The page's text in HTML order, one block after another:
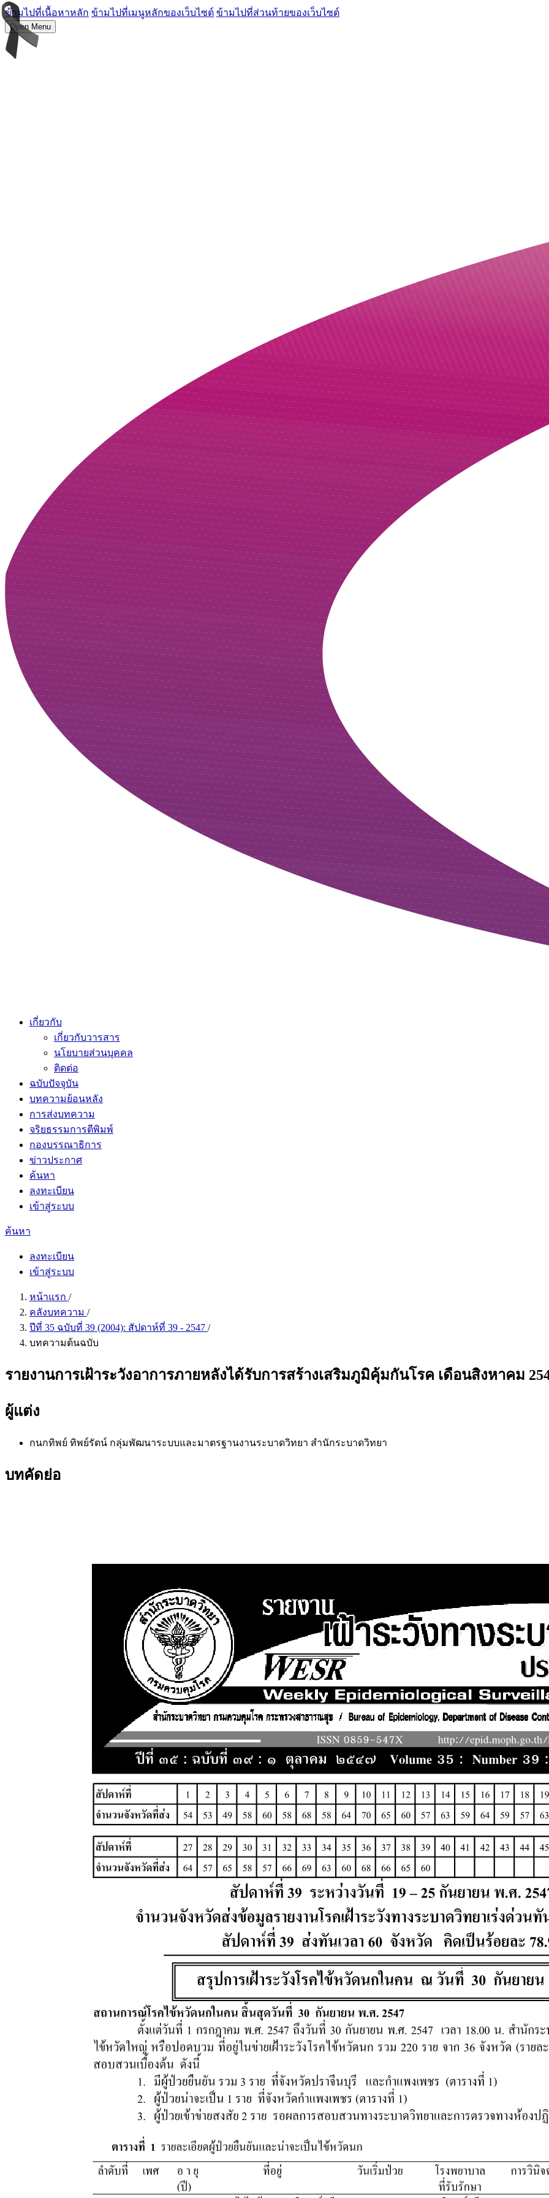
ข้ามไปที่เนื้อหาหลัก ข้ามไปที่เมนูหลักของเว็บไซต์ ข้ามไปที่ส่วนท้ายของเว็บไซต์
Open Menu
เกี่ยวกับ
เกี่ยวกับวารสาร
นโยบายส่วนบุคคล
ติดต่อ
ฉบับปัจจุบัน
บทความย้อนหลัง
การส่งบทความ
จริยธรรมการตีพิมพ์
กองบรรณาธิการ
ข่าวประกาศ
ค้นหา
ลงทะเบียน
เข้าสู่ระบบ
ค้นหา
ลงทะเบียน
เข้าสู่ระบบ
หน้าแรก /
คลังบทความ /
ปีที่ 35 ฉบับที่ 39 (2004): สัปดาห์ที่ 39 - 2547 /
บทความต้นฉบับ
รายงานการเฝ้าระวังอาการภายหลังได้รับการสร้างเสริมภูมิคุ้มกันโรค เดือนสิงหาคม
ผู้แต่ง
กนกทิพย์ ทิพย์รัตน์ กลุ่มพัฒนาระบบและมาตรฐานงานระบาดวิทยา สำนักระบาดวิทยา
บทคัดย่อ